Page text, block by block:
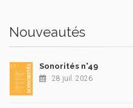
Nouveautés
Sonorités n°49
28 juil. 2026